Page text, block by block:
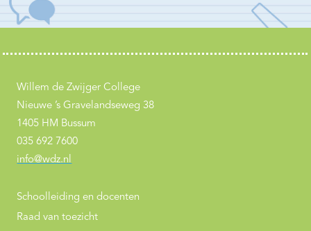
Willem de Zwijger College
Nieuwe ’s Gravelandseweg 38
1405 HM Bussum
035 692 7600
info@wdz.nl
Schoolleiding en docenten
Raad van toezicht